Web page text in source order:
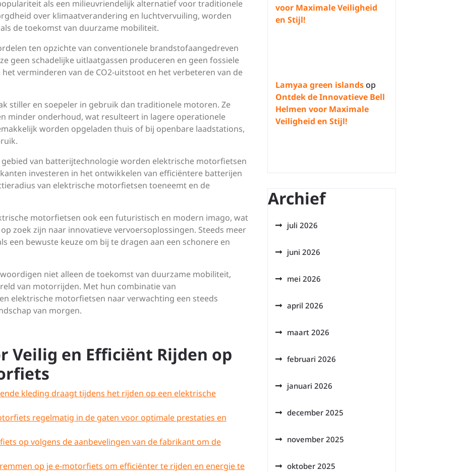
als een milieuvriendelijk alternatief voor traditionele
over klimaatverandering en luchtvervuiling, worden
de toekomst van duurzame mobiliteit.
ten opzichte van conventionele brandstofaangedreven
geen schadelijke uitlaatgassen produceren en geen fossiele
verminderen van de CO2-uitstoot en het verbeteren van de
stiller en soepeler in gebruik dan traditionele motoren. Ze
minder onderhoud, wat resulteert in lagere operationele
worden opgeladen thuis of bij openbare laadstations,
van batterijtechnologie worden elektrische motorfietsen
investeren in het ontwikkelen van efficiëntere batterijen
van elektrische motorfietsen toeneemt en de
motorfietsen ook een futuristisch en modern imago, wat
zoek zijn naar innovatieve vervoersoplossingen. Steeds meer
een bewuste keuze om bij te dragen aan een schonere en
niet alleen de toekomst van duurzame mobiliteit,
van motorrijden. Met hun combinatie van
elektrische motorfietsen naar verwachting een steeds
van morgen.
Veilig en Efficiënt Rijden op
kleding draagt tijdens het rijden op een elektrische
regelmatig in de gaten voor optimale prestaties en
op volgens de aanbevelingen van de fabrikant om de
op je e-motorfiets om efficiënter te rijden en energie te
voor Maximale Veiligheid
en Stijl!
Lamyaa green islandsop
Ontdek de Innovatieve Bell
Helmen voor Maximale
Veiligheid en Stijl!
Archief
juli 2026
juni 2026
mei 2026
april 2026
maart 2026
februari 2026
januari 2026
december 2025
november 2025
oktober 2025